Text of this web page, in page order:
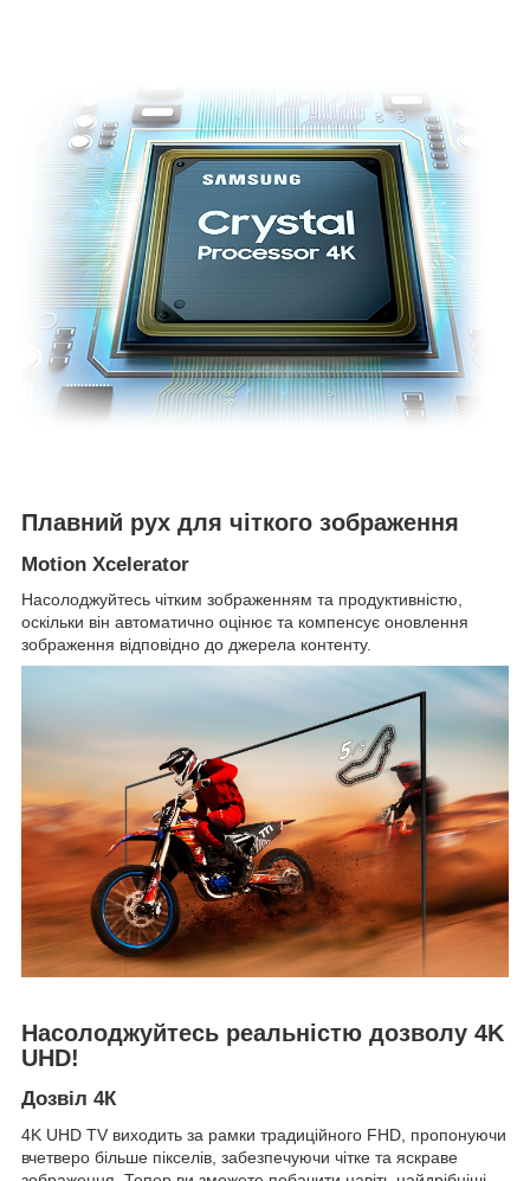
Плавний рух для чіткого зображення
Motion Xcelerator
Насолоджуйтесь чітким зображенням та продуктивністю,
оскільки він автоматично оцінює та компенсує оновлення
зображення відповідно до джерела контенту.
Насолоджуйтесь реальністю дозволу 4K
UHD!
Дозвіл 4К
4K UHD TV виходить за рамки традиційного FHD, пропонуючи
вчетверо більше пікселів, забезпечуючи чітке та яскраве